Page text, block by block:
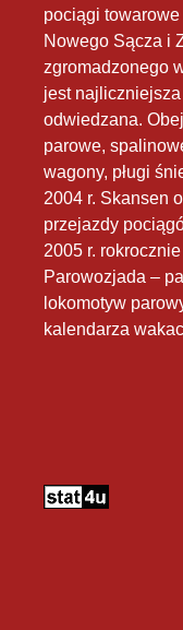
pociągi
Nowego Sącza i
zgromadzonego
jest
odwiedzana.
parowe,
wagony, pługi
2004 r. Skansen
przejazdy
2005 r.
Parowozjada –
lokomotyw
kalendarza